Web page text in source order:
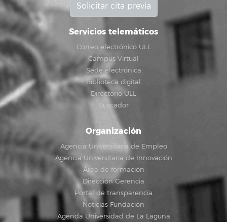
Solicitar cita previa
Servicios telemáticos
Correo electrónico ULL
Campus Virtual
Sede electrónica
Biblioteca digital
Directorio ULL
Buscador
Organización
Agencia Universitaria de Empleo
Agencia Universitaria de Innovación
Área de formación
Dirección Gerencia
Portal de transparencia
Noticias Fundación
Agenda Universidad de La Laguna